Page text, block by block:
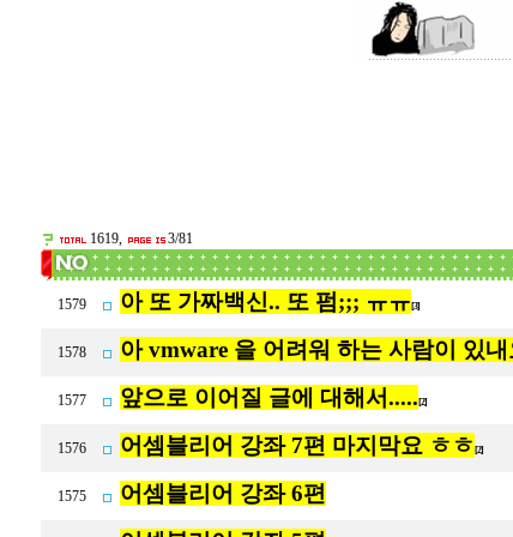
1619, 3/81
1579 아 또 가짜백신.. 또 펌;;; ㅠㅠ [3]
1578 아 vmware 을 어려워 하는 사람이 있내
1577 앞으로 이어질 글에 대해서..... [2]
1576 어셈블리어 강좌 7편 마지막요 ㅎㅎ [2]
1575 어셈블리어 강좌 6편